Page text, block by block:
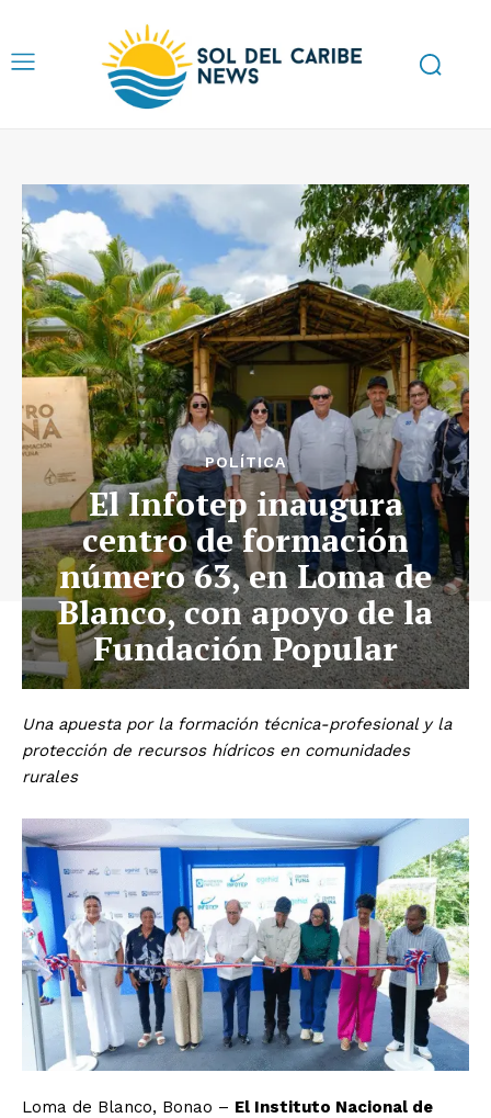
POLÍTICA
El Infotep inaugura
centro de formación
número 63, en Loma de
Blanco, con apoyo de la
Fundación Popular
Una apuesta por la formación técnica-profesional y la
protección de recursos hídricos en comunidades
rurales
Loma de Blanco, Bonao – El Instituto Nacional de